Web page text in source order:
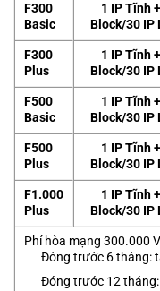
F300
Basic
1 IP Tĩnh
Block/30 IP
F300
Plus
1 IP Tĩnh
Block/30 IP
F500
Basic
1 IP Tĩnh
Block/30 IP
F500
Plus
1 IP Tĩnh
Block/30 IP
F1.000
Plus
1 IP Tĩnh
Block/30 IP
Phí hòa mạng 300.000
Đóng trước 6 tháng:
Đóng trước 12